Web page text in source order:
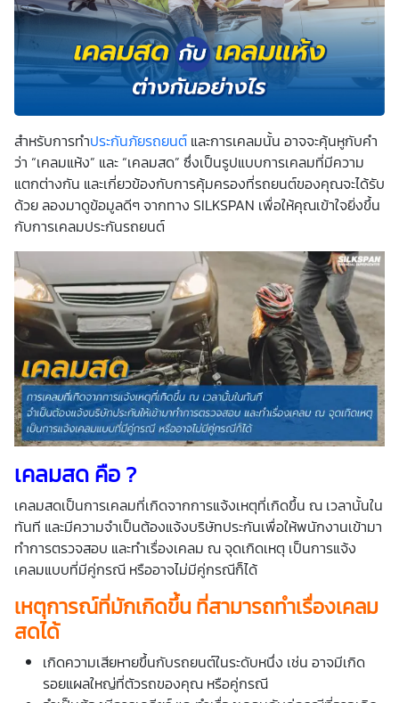
ส่วนบุคคล”) และมีความเข้าใจดีแล้ว ข้าพเจ้าให้ความยินยอมหรือ
ปฏิเสธไม่ให้ความยินยอมในเอกสารนี้ด้วยความสมัครใจ
ปราศจากการบังคับหรือชักจูง และข้าพเจ้าทราบว่าข้าพเจ้า
สามารถถอนความยินยอมนี้เสียเมื่อใดก็ได้ เว้นแต่ในกรณีมีข้อ
จำกัดสิทธิตามกฎหมายหรือยังมีสัญญาระหว่างข้าพเจ้ากับ
สถาบันที่ให้ประโยชน์แก่ข้าพเจ้าอยู่ กรณีที่ข้าพเจ้าประสงค์จะไม่
ให้ความยินยอม ข้าพเจ้าเข้าใจและยอมรับว่า การไม่ให้ความ
ยินยอมจะมีผลทำให้ข้าพเจ้า (เช่น ข้าพเจ้าอาจได้รับความสะดวก
การใช้งานบางอย่างได้ เป็นต้น) และข้าพเจ้าทราบว่าการถอน
ความยินยอมดังกล่าว ไม่มีผลกระทบต่อการประมวลผลข้อมูล
ส่วนบุคคลที่ได้ดำเนินการเสร็จสิ้นไปแล้วก่อนการถอนความ
ยินยอม โดยข้าพเจ้าให้ถือเอาการกดเลือก “ให้ความยินยอม” ใน
ช่องสนทนา เป็นการแสดงเจตนายินยอมของข้าพเจ้าแทนการ
ลงลายมือชื่อเป็นหลักฐาน
สำหรับการทำประกันภัยรถยนต์ และการเคลมนั้น อาจจะคุ้นหูกับคำ
ว่า “เคลมแห้ง” และ “เคลมสด” ซึ่งเป็นรูปแบบการเคลมที่มีความ
แตกต่างกัน และเกี่ยวข้องกับการคุ้มครองที่รถยนต์ของคุณจะได้รับ
ด้วย ลองมาดูข้อมูลดีๆ จากทาง SILKSPAN เพื่อให้คุณเข้าใจยิ่งขึ้น
กับการเคลมประกันรถยนต์
เคลมสด คือ ?
เคลมสดเป็นการเคลมที่เกิดจากการแจ้งเหตุที่เกิดขึ้น ณ เวลานั้นใน
ทันที และมีความจำเป็นต้องแจ้งบริษัทประกันเพื่อให้พนักงานเข้ามา
ทำการตรวจสอบ และทำเรื่องเคลม ณ จุดเกิดเหตุ เป็นการแจ้ง
เคลมแบบที่มีคู่กรณี หรืออาจไม่มีคู่กรณีก็ได้
เหตุการณ์ที่มักเกิดขึ้น ที่สามารถทำเรื่องเคลม
สดได้
เกิดความเสียหายขึ้นกับรถยนต์ในระดับหนึ่ง เช่น อาจมีเกิด
รอยแผลใหญ่ที่ตัวรถของคุณ หรือคู่กรณี